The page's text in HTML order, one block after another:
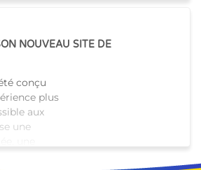
a
les
NOUVEAU SITE DE
conçu
plus
aux
une